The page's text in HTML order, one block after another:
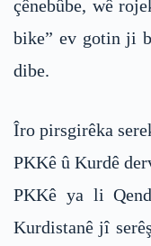
çênebûbe, wê
bike” ev gotin ji
dibe.
Îro pirsgirêka
PKKê û Kurdê
PKKê ya li
Kurdistanê jî